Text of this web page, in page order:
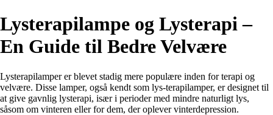
Lysterapilampe og Lysterapi –
En Guide til Bedre Velvære
Lysterapilamper er blevet stadig mere populære inden for terapi og
velvære. Disse lamper, også kendt som lys-terapilamper, er designet til
at give gavnlig lysterapi, især i perioder med mindre naturligt lys,
såsom om vinteren eller for dem, der oplever vinterdepression.